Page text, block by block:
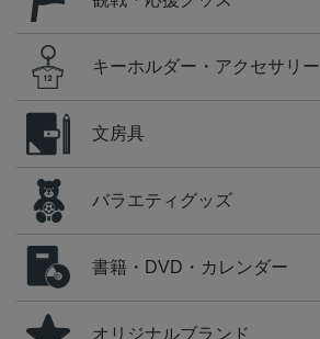
キーホルダー・アクセサリー
文房具
バラエティグッズ
書籍・DVD・カレンダー
オリジナルブランド